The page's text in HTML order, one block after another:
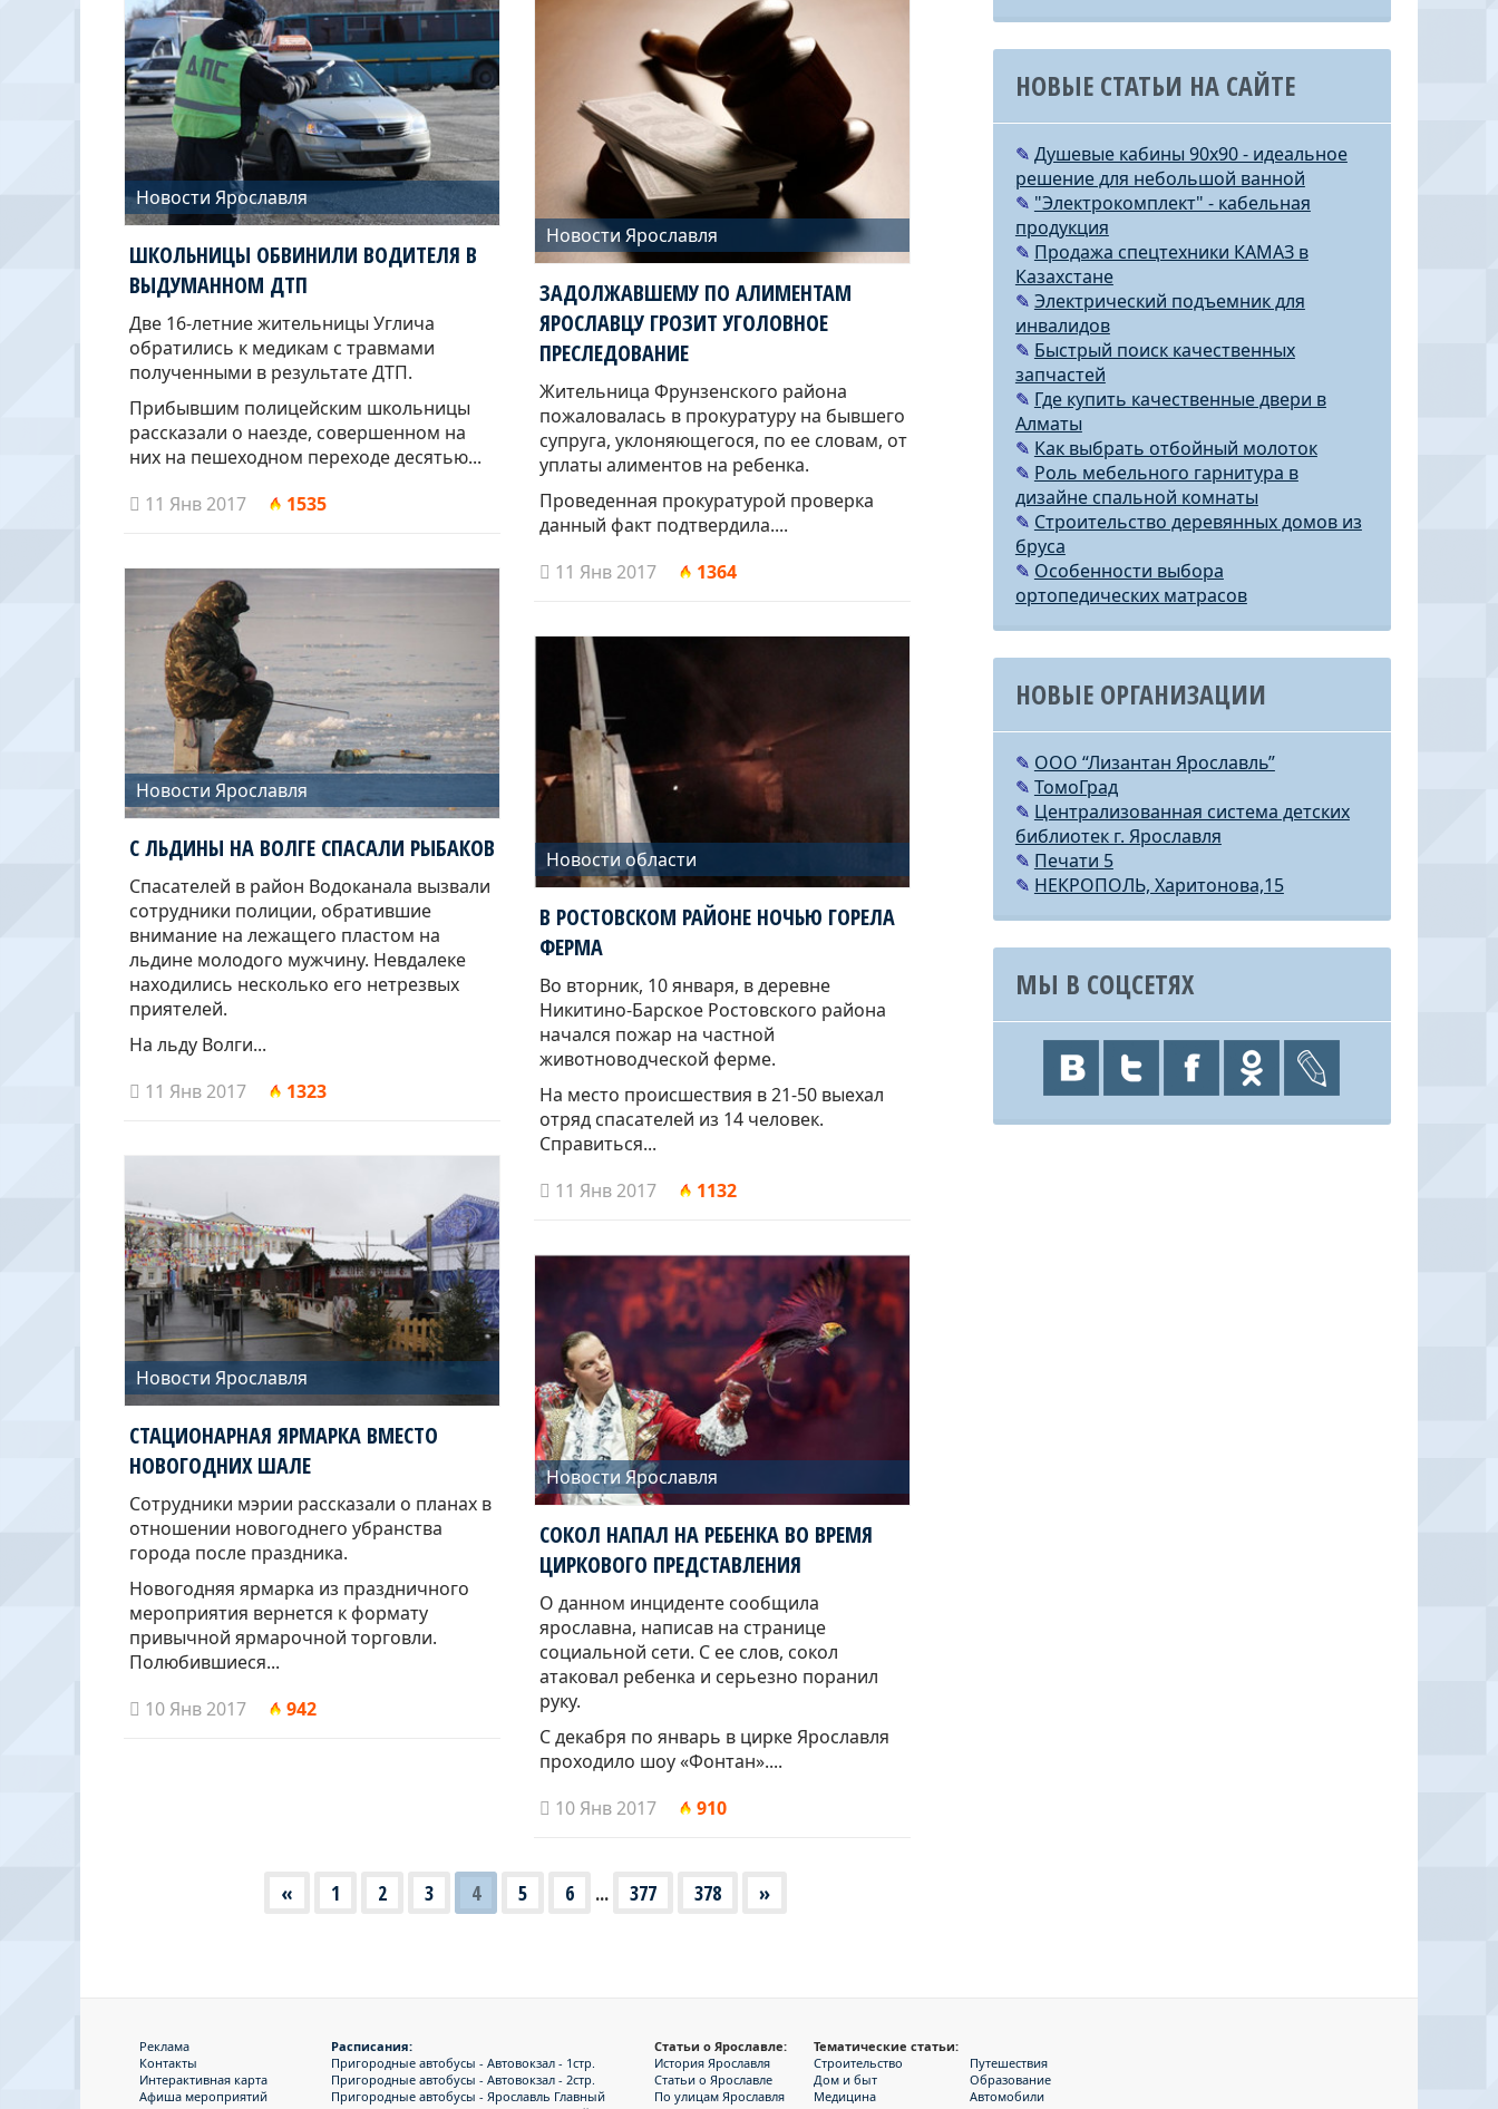
Новости Ярославля
ШКОЛЬНИЦЫ ОБВИНИЛИ ВОДИТЕЛЯ В
ВЫДУМАННОМ ДТП
Две 16-летние жительницы Углича
обратились к медикам с травмами
полученными в результате ДТП.
Прибывшим полицейским школьницы
рассказали о наезде, совершенном на
них на пешеходном переходе десятью...
11 Янв 2017
1535
Новости Ярославля
ЗАДОЛЖАВШЕМУ ПО АЛИМЕНТАМ
ЯРОСЛАВЦУ ГРОЗИТ УГОЛОВНОЕ
ПРЕСЛЕДОВАНИЕ
Жительница Фрунзенского района
пожаловалась в прокуратуру на бывшего
супруга, уклоняющегося, по ее словам, от
уплаты алиментов на ребенка.
Проведенная прокуратурой проверка
данный факт подтвердила....
11 Янв 2017
1364
Новости Ярославля
С ЛЬДИНЫ НА ВОЛГЕ СПАСАЛИ РЫБАКОВ
Спасателей в район Водоканала вызвали
сотрудники полиции, обратившие
внимание на лежащего пластом на
льдине молодого мужчину. Невдалеке
находились несколько его нетрезвых
приятелей.
На льду Волги...
11 Янв 2017
1323
Новости области
В РОСТОВСКОМ РАЙОНЕ НОЧЬЮ ГОРЕЛА
ФЕРМА
Во вторник, 10 января, в деревне
Никитино-Барское Ростовского района
начался пожар на частной
животноводческой ферме.
На место происшествия в 21-50 выехал
отряд спасателей из 14 человек.
Справиться...
11 Янв 2017
1132
Новости Ярославля
СТАЦИОНАРНАЯ ЯРМАРКА ВМЕСТО
НОВОГОДНИХ ШАЛЕ
Сотрудники мэрии рассказали о планах в
отношении новогоднего убранства
города после праздника.
Новогодняя ярмарка из праздничного
мероприятия вернется к формату
привычной ярмарочной торговли.
Полюбившиеся...
10 Янв 2017
942
Новости Ярославля
СОКОЛ НАПАЛ НА РЕБЕНКА ВО ВРЕМЯ
ЦИРКОВОГО ПРЕДСТАВЛЕНИЯ
О данном инциденте сообщила
ярославна, написав на странице
социальной сети. С ее слов, сокол
атаковал ребенка и серьезно поранил
руку.
С декабря по январь в цирке Ярославля
проходило шоу «Фонтан»....
10 Янв 2017
910
« 1 2 3 4 5 6 ... 377 378 »
НОВЫЕ СТАТЬИ НА САЙТЕ
✎ Душевые кабины 90х90 - идеальное
решение для небольшой ванной
✎ "Электрокомплект" - кабельная
продукция
✎ Продажа спецтехники КАМАЗ в
Казахстане
✎ Электрический подъемник для
инвалидов
✎ Быстрый поиск качественных
запчастей
✎ Где купить качественные двери в
Алматы
✎ Как выбрать отбойный молоток
✎ Роль мебельного гарнитура в
дизайне спальной комнаты
✎ Строительство деревянных домов из
бруса
✎ Особенности выбора
ортопедических матрасов
НОВЫЕ ОРГАНИЗАЦИИ
✎ ООО “Лизантан Ярославль”
✎ ТомоГрад
✎ Централизованная система детских
библиотек г. Ярославля
✎ Печати 5
✎ НЕКРОПОЛЬ, Харитонова,15
МЫ В СОЦСЕТЯХ
Реклама
Контакты
Интерактивная карта
Афиша мероприятий
Расписания:
Пригородные автобусы - Автовокзал - 1стр.
Пригородные автобусы - Автовокзал - 2стр.
Пригородные автобусы - Ярославль Главный
Статьи о Ярославле:
История Ярославля
Статьи о Ярославле
По улицам Ярославля
Тематические статьи:
Строительство
Дом и быт
Медицина
Путешествия
Образование
Автомобили